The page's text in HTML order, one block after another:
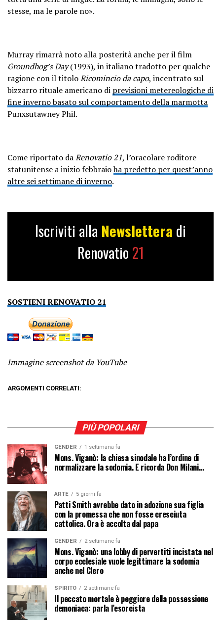
stesse, ma le parole no».
Murray rimarrà noto alla posterità anche per il film
Groundhog’s Day(1993), in italiano tradotto per qualche
ragione con il titoloRicomincio da capo, incentrato sul
bizzarro rituale americano di previsioni metereologiche di
fine inverno basato sul comportamento della marmotta
Punxsutawney Phil.
Come riportato daRenovatio 21, l’oracolare roditore
statunitense a inizio febbraioha predetto per quest’anno
altre sei settimane di inverno.
Iscriviti alla Newslettera di
Renovatio 21
SOSTIENI RENOVATIO 21
Immagine screenshot da YouTube
ARGOMENTI CORRELATI:
PIÙ POPOLARI
GENDER 1 settimana fa
Mons. Viganò: la chiesa sinodale ha l’ordine di
normalizzare la sodomia. E ricorda Don Milani…
ARTE 5 giorni fa
Patti Smith avrebbe dato in adozione sua figlia
con la promessa che non fosse cresciuta
cattolica. Ora è accolta dal papa
GENDER 2 settimane fa
Mons. Viganò: una lobby di pervertiti incistata nel
corpo ecclesiale vuole legittimare la sodomia
anche nel Clero
SPIRITO 2 settimane fa
Il peccato mortale è peggiore della possessione
demoniaca: parla l’esorcista